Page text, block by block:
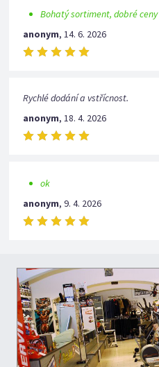
Bohatý sortiment, dobré ceny
anonym,14. 6. 2026
Rychlé dodání a vstřícnost.
anonym,18. 4. 2026
ok
anonym,9. 4. 2026